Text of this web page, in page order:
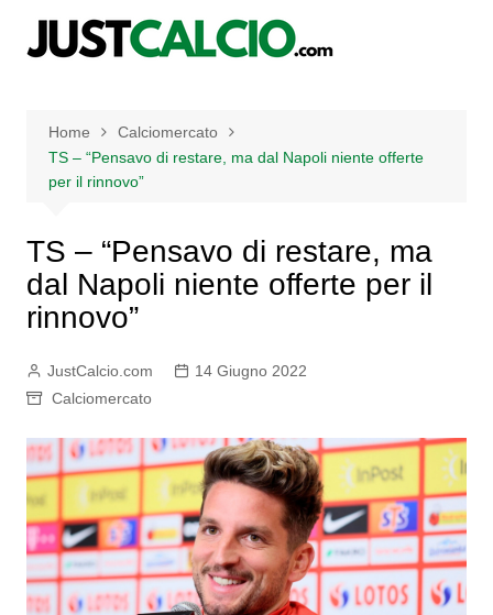
Home
Calciomercato
TS – “Pensavo di restare, ma dal Napoli niente offerte
per il rinnovo”
TS – “Pensavo di restare, ma
dal Napoli niente offerte per il
rinnovo”
JustCalcio.com
14 Giugno 2022
Calciomercato